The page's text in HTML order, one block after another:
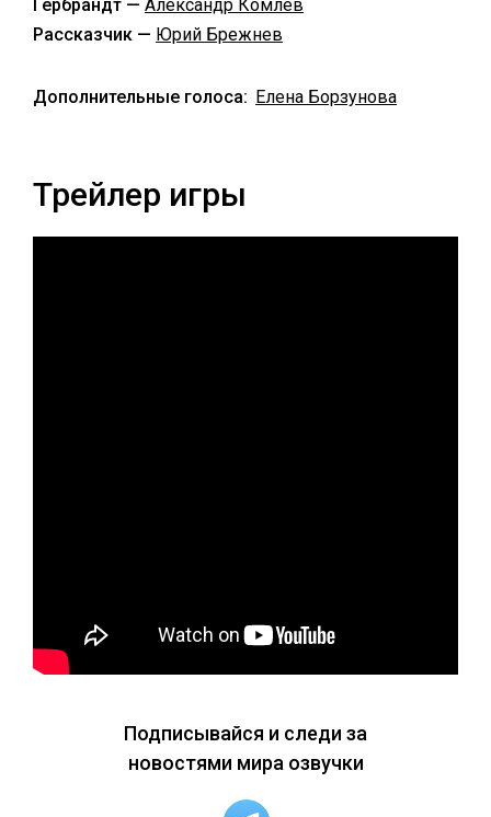
Гербрандт — Александр Комлев
Рассказчик — Юрий Брежнев
Дополнительные голоса: Елена Борзунова
Трейлер игры
Подписывайся и следи за
новостями мира озвучки